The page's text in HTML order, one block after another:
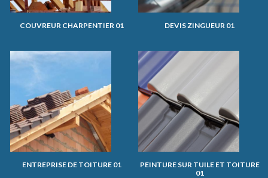
COUVREUR CHARPENTIER 01 DEVIS ZINGUEUR 01
ENTREPRISE DE TOITURE 01
PEINTURE SUR TUILE ET TOITURE
01